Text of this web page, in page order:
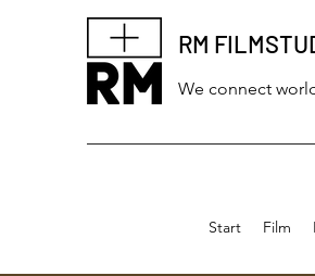
RM
We connect
Start Film